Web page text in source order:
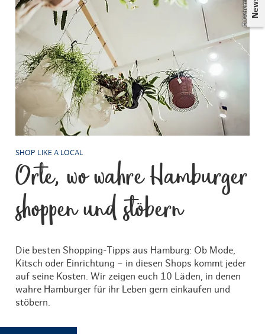
SHOP LIKE A LOCAL
Orte, wo wahre Hamburger
shoppen und stöbern
Die besten Shopping-Tipps aus Hamburg: Ob Mode,
Kitsch oder Einrichtung – in diesen Shops kommt jeder
auf seine Kosten. Wir zeigen euch 10 Läden, in denen
wahre Hamburger für ihr Leben gern einkaufen und
stöbern.